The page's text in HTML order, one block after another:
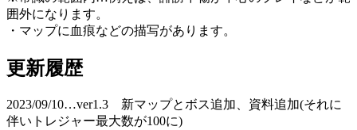
囲外になります。
・マップに血痕などの描写があります。
更新履歴
2023/09/10…ver1.3 新マップとボス追加、資料追加(それに
伴いトレジャー最大数が100に)